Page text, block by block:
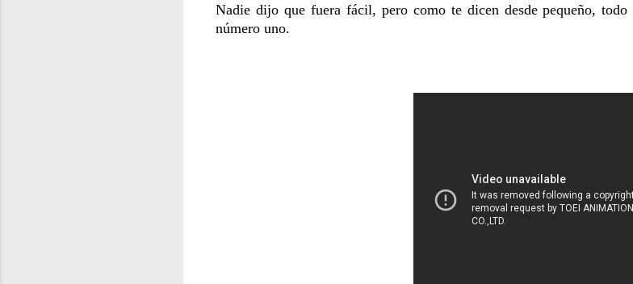
Nadie dijo que fuera fácil, pero como te dicen desde pequeño,
número uno.